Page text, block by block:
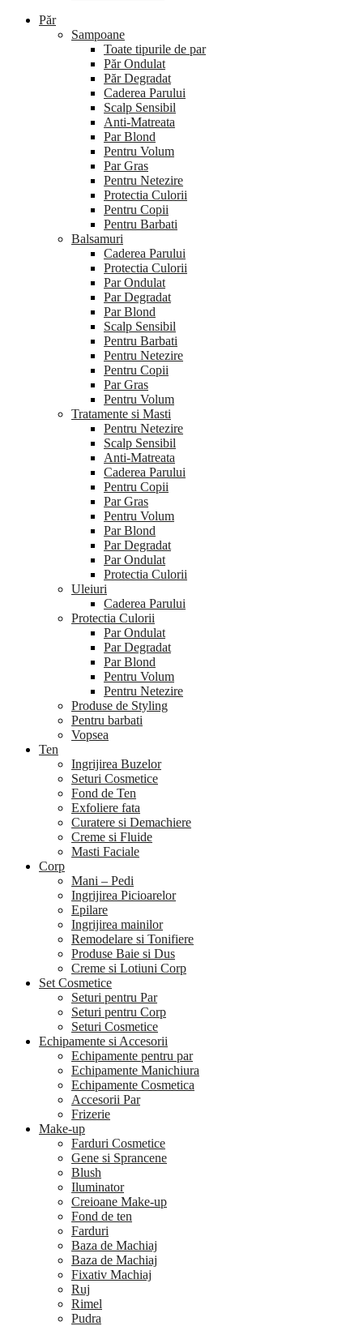
Păr
Sampoane
Toate tipurile de par
Păr Ondulat
Păr Degradat
Caderea Parului
Scalp Sensibil
Anti-Matreata
Par Blond
Pentru Volum
Par Gras
Pentru Netezire
Protectia Culorii
Pentru Copii
Pentru Barbati
Balsamuri
Caderea Parului
Protectia Culorii
Par Ondulat
Par Degradat
Par Blond
Scalp Sensibil
Pentru Barbati
Pentru Netezire
Pentru Copii
Par Gras
Pentru Volum
Tratamente si Masti
Pentru Netezire
Scalp Sensibil
Anti-Matreata
Caderea Parului
Pentru Copii
Par Gras
Pentru Volum
Par Blond
Par Degradat
Par Ondulat
Protectia Culorii
Uleiuri
Caderea Parului
Protectia Culorii
Par Ondulat
Par Degradat
Par Blond
Pentru Volum
Pentru Netezire
Produse de Styling
Pentru barbati
Vopsea
Ten
Ingrijirea Buzelor
Seturi Cosmetice
Fond de Ten
Exfoliere fata
Curatere si Demachiere
Creme si Fluide
Masti Faciale
Corp
Mani – Pedi
Ingrijirea Picioarelor
Epilare
Ingrijirea mainilor
Remodelare si Tonifiere
Produse Baie si Dus
Creme si Lotiuni Corp
Set Cosmetice
Seturi pentru Par
Seturi pentru Corp
Seturi Cosmetice
Echipamente si Accesorii
Echipamente pentru par
Echipamente Manichiura
Echipamente Cosmetica
Accesorii Par
Frizerie
Make-up
Farduri Cosmetice
Gene si Sprancene
Blush
Iluminator
Creioane Make-up
Fond de ten
Farduri
Baza de Machiaj
Baza de Machiaj
Fixativ Machiaj
Ruj
Rimel
Pudra